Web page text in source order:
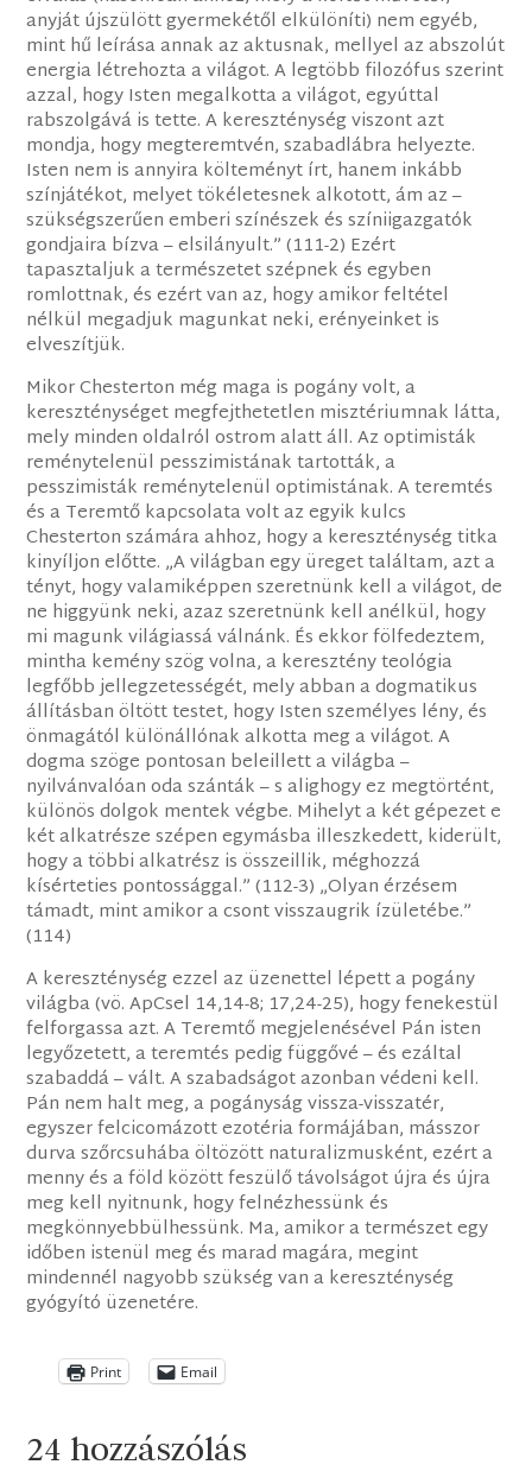
anyját újszülött gyermekétől elkülöníti) nem egyéb,
mint hű leírása annak az aktusnak, mellyel az abszolút
energia létrehozta a világot. A legtöbb filozófus szerint
azzal, hogy Isten megalkotta a világot, egyúttal
rabszolgává is tette. A kereszténység viszont azt
mondja, hogy megteremtvén, szabadlábra helyezte.
Isten nem is annyira költeményt írt, hanem inkább
színjátékot, melyet tökéletesnek alkotott, ám az –
szükségszerűen emberi színészek és színiigazgatók
gondjaira bízva – elsilányult.” (111-2) Ezért
tapasztaljuk a természetet szépnek és egyben
romlottnak, és ezért van az, hogy amikor feltétel
nélkül megadjuk magunkat neki, erényeinket is
elveszítjük.
Mikor Chesterton még maga is pogány volt, a
kereszténységet megfejthetetlen misztériumnak látta,
mely minden oldalról ostrom alatt áll. Az optimisták
reménytelenül pesszimistának tartották, a
pesszimisták reménytelenül optimistának. A teremtés
és a Teremtő kapcsolata volt az egyik kulcs
Chesterton számára ahhoz, hogy a kereszténység titka
kinyíljon előtte. „A világban egy üreget találtam, azt a
tényt, hogy valamiképpen szeretnünk kell a világot, de
ne higgyünk neki, azaz szeretnünk kell anélkül, hogy
mi magunk világiassá válnánk. És ekkor fölfedeztem,
mintha kemény szög volna, a keresztény teológia
legfőbb jellegzetességét, mely abban a dogmatikus
állításban öltött testet, hogy Isten személyes lény, és
önmagától különállónak alkotta meg a világot. A
dogma szöge pontosan beleillett a világba –
nyilvánvalóan oda szánták – s alighogy ez megtörtént,
különös dolgok mentek végbe. Mihelyt a két gépezet e
két alkatrésze szépen egymásba illeszkedett, kiderült,
hogy a többi alkatrész is összeillik, méghozzá
kísérteties pontossággal.” (112-3) „Olyan érzésem
támadt, mint amikor a csont visszaugrik ízületébe.”
(114)
A kereszténység ezzel az üzenettel lépett a pogány
világba (vö. ApCsel 14,14-8; 17,24-25), hogy fenekestül
felforgassa azt. A Teremtő megjelenésével Pán isten
legyőzetett, a teremtés pedig függővé – és ezáltal
szabaddá – vált. A szabadságot azonban védeni kell.
Pán nem halt meg, a pogányság vissza-visszatér,
egyszer felcicomázott ezotéria formájában, másszor
durva szőrcsuhába öltözött naturalizmusként, ezért a
menny és a föld között feszülő távolságot újra és újra
meg kell nyitnunk, hogy felnézhessünk és
megkönnyebbülhessünk. Ma, amikor a természet egy
időben istenül meg és marad magára, megint
mindennél nagyobb szükség van a kereszténység
gyógyító üzenetére.
Print Email
24 hozzászólás